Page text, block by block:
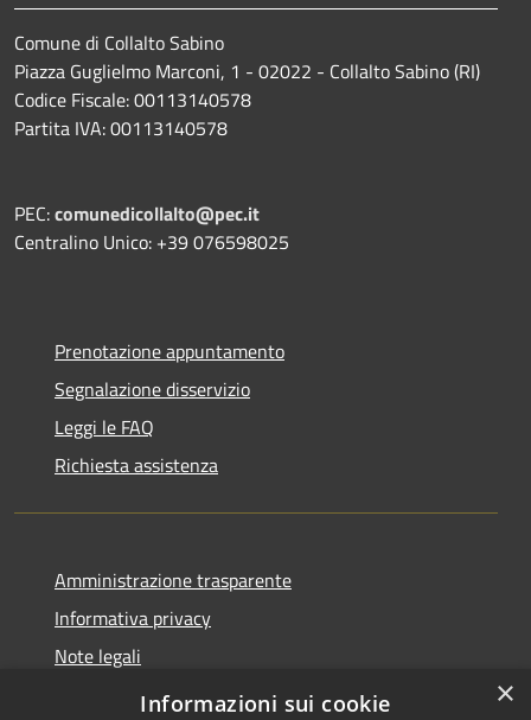
Comune di Collalto Sabino
Piazza Guglielmo Marconi, 1 - 02022 - Collalto Sabino (RI)
Codice Fiscale: 00113140578
Partita IVA: 00113140578
PEC:comunedicollalto@pec.it
Centralino Unico: +39 076598025
Prenotazione appuntamento
Segnalazione disservizio
Leggi le FAQ
Richiesta assistenza
Amministrazione trasparente
Informativa privacy
Note legali
Dichiarazione di accessibilità
×
Informazioni sui cookie